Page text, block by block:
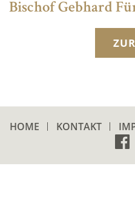
Bischof Gebhard
HOME KONTAKT